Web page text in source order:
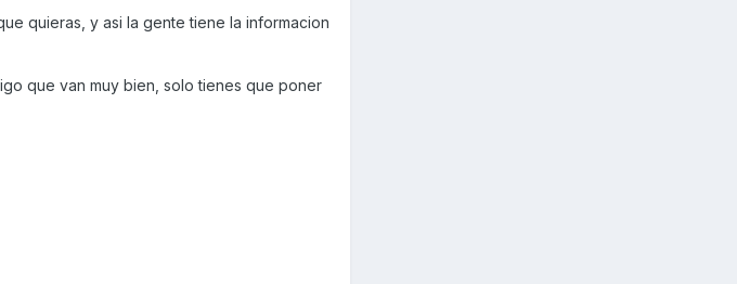
quieras, y asi la gente tiene la informacion
que van muy bien, solo tienes que poner